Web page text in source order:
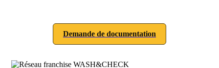
Demande de documentation